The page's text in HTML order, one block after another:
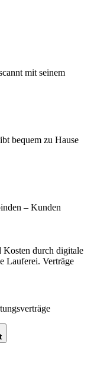
mit seinem
bequem zu Hause
– Kunden
Kosten durch digitale
Lauferei. Verträge